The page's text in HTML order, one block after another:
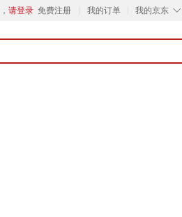
请登录 免费注册 我的订单 ◇
我的京东